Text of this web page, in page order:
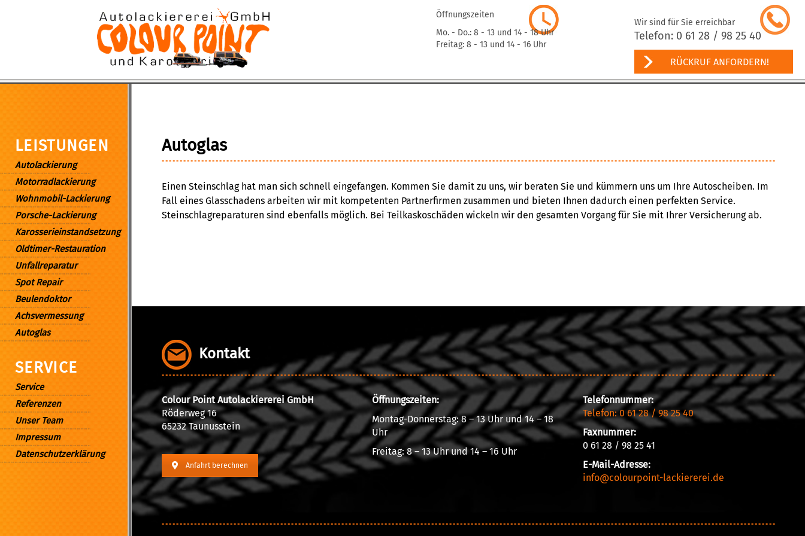
Öffnungszeiten
Mo. - Do.: 8 - 13 und 14 - 18 Uhr
Freitag: 8 - 13 und 14 - 16 Uhr
Wir sind für Sie erreichbar
Telefon: 0 61 28 / 98 25 40
RÜCKRUF ANFORDERN!
LEISTUNGEN
Autolackierung
Motorradlackierung
Wohnmobil-Lackierung
Porsche-Lackierung
Karosserieinstandsetzung
Oldtimer-Restauration
Unfallreparatur
Spot Repair
Beulendoktor
Achsvermessung
Autoglas
SERVICE
Service
Referenzen
Unser Team
Impressum
Datenschutzerklärung
Autoglas
Einen Steinschlag hat man sich schnell eingefangen. Kommen Sie damit zu uns, wir beraten Sie und kümmern uns um Ihre Autoscheiben. Im
Fall eines Glasschadens arbeiten wir mit kompetenten Partnerfirmen zusammen und bieten Ihnen dadurch einen perfekten Service.
Steinschlagreparaturen sind ebenfalls möglich. Bei Teilkaskoschäden wickeln wir den gesamten Vorgang für Sie mit Ihrer Versicherung ab.
Kontakt
Colour Point Autolackiererei GmbH
Röderweg 16
65232 Taunusstein
Anfahrt berechnen
Öffnungszeiten:
Montag-Donnerstag: 8 – 13 Uhr und 14 – 18
Uhr
Freitag: 8 – 13 Uhr und 14 – 16 Uhr
Telefonnummer:
Telefon: 0 61 28 / 98 25 40
Faxnummer:
0 61 28 / 98 25 41
E-Mail-Adresse:
info@colourpoint-lackiererei.de